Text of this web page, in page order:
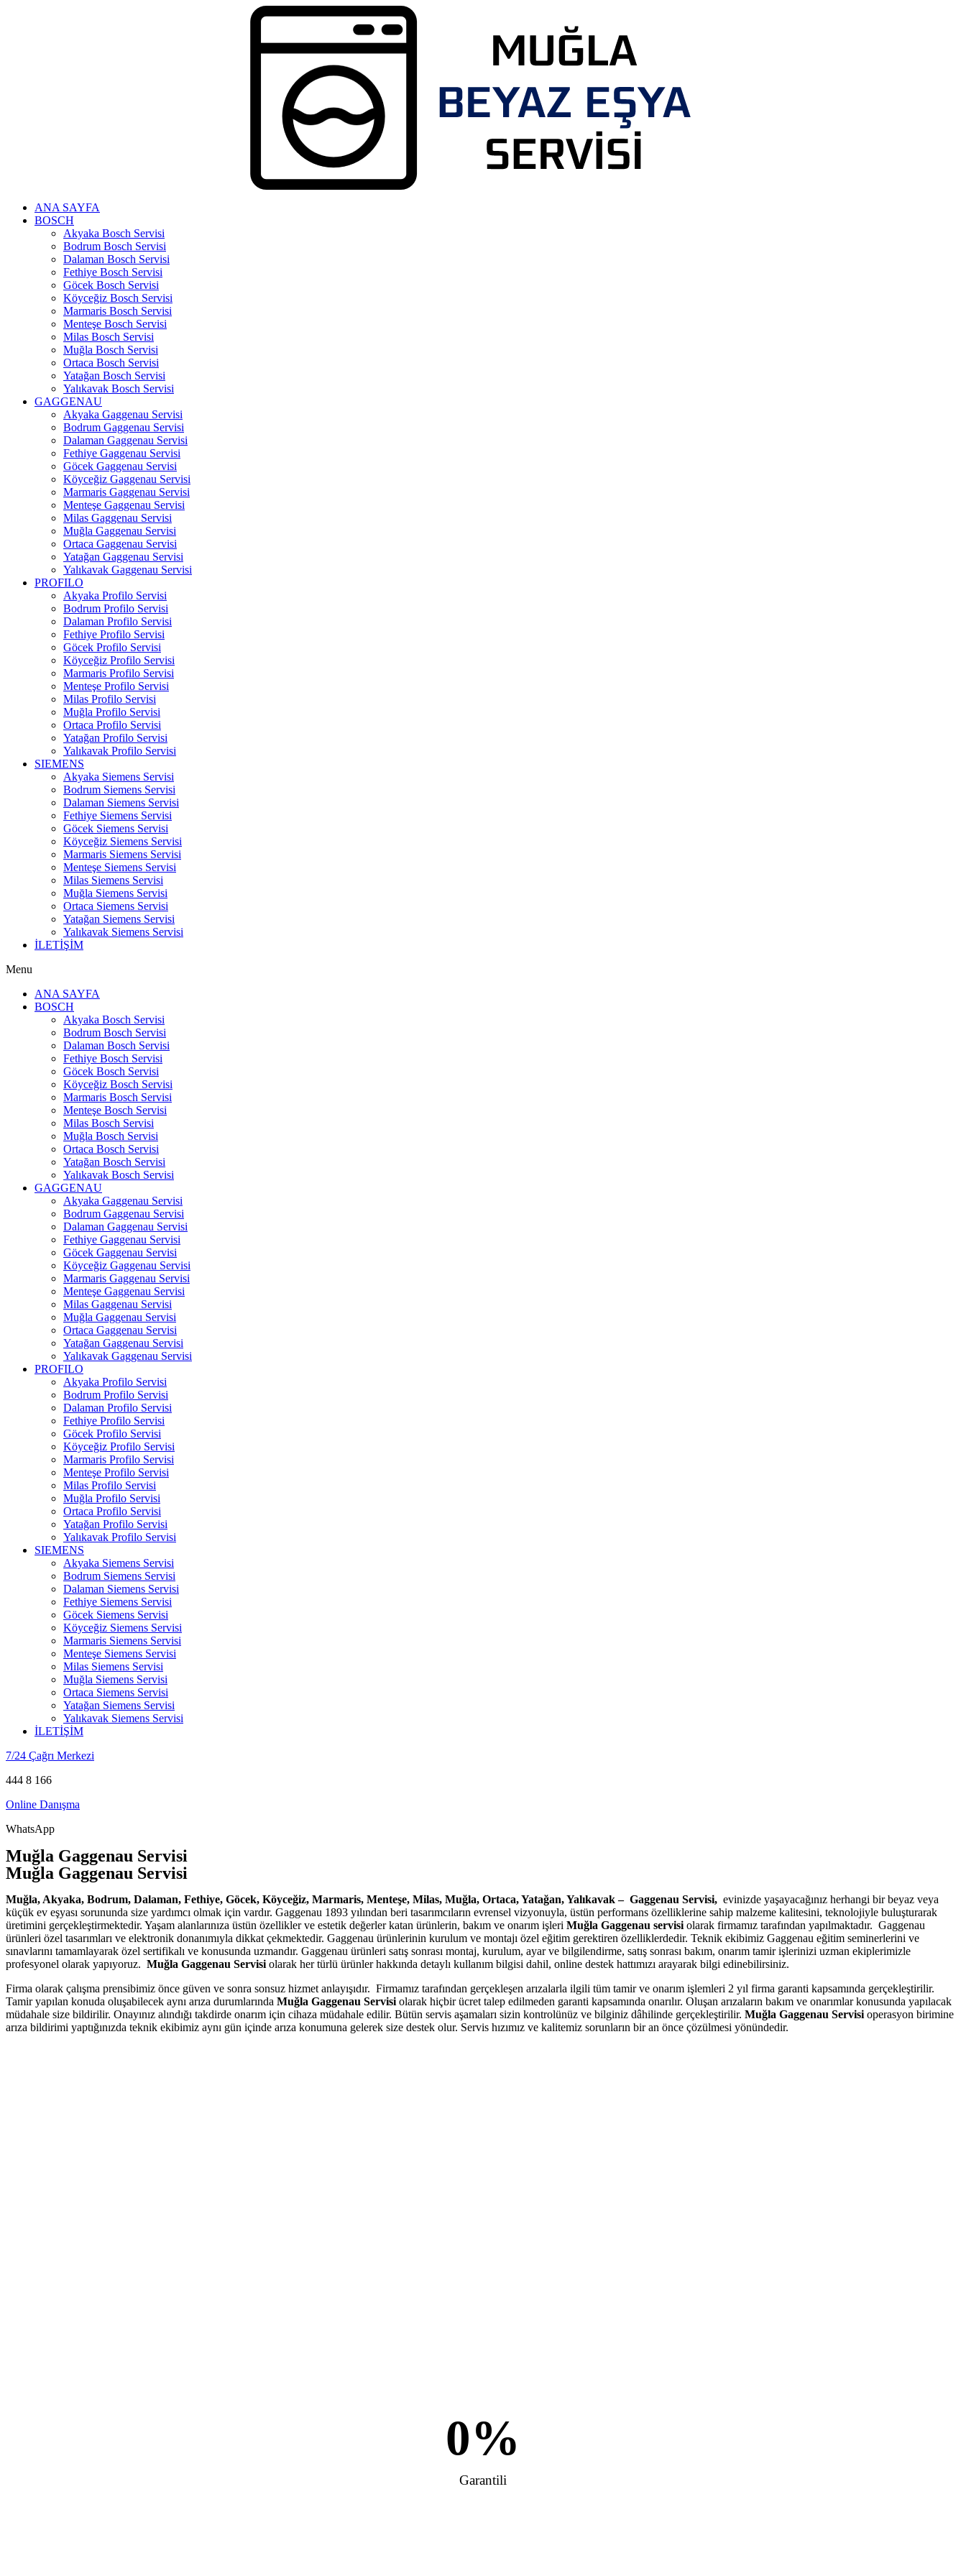
ANA SAYFA
BOSCH
Akyaka Bosch Servisi
Bodrum Bosch Servisi
Dalaman Bosch Servisi
Fethiye Bosch Servisi
Göcek Bosch Servisi
Köyceğiz Bosch Servisi
Marmaris Bosch Servisi
Menteşe Bosch Servisi
Milas Bosch Servisi
Muğla Bosch Servisi
Ortaca Bosch Servisi
Yatağan Bosch Servisi
Yalıkavak Bosch Servisi
GAGGENAU
Akyaka Gaggenau Servisi
Bodrum Gaggenau Servisi
Dalaman Gaggenau Servisi
Fethiye Gaggenau Servisi
Göcek Gaggenau Servisi
Köyceğiz Gaggenau Servisi
Marmaris Gaggenau Servisi
Menteşe Gaggenau Servisi
Milas Gaggenau Servisi
Muğla Gaggenau Servisi
Ortaca Gaggenau Servisi
Yatağan Gaggenau Servisi
Yalıkavak Gaggenau Servisi
PROFILO
Akyaka Profilo Servisi
Bodrum Profilo Servisi
Dalaman Profilo Servisi
Fethiye Profilo Servisi
Göcek Profilo Servisi
Köyceğiz Profilo Servisi
Marmaris Profilo Servisi
Menteşe Profilo Servisi
Milas Profilo Servisi
Muğla Profilo Servisi
Ortaca Profilo Servisi
Yatağan Profilo Servisi
Yalıkavak Profilo Servisi
SIEMENS
Akyaka Siemens Servisi
Bodrum Siemens Servisi
Dalaman Siemens Servisi
Fethiye Siemens Servisi
Göcek Siemens Servisi
Köyceğiz Siemens Servisi
Marmaris Siemens Servisi
Menteşe Siemens Servisi
Milas Siemens Servisi
Muğla Siemens Servisi
Ortaca Siemens Servisi
Yatağan Siemens Servisi
Yalıkavak Siemens Servisi
İLETİŞİM
Menu
ANA SAYFA
BOSCH
Akyaka Bosch Servisi
Bodrum Bosch Servisi
Dalaman Bosch Servisi
Fethiye Bosch Servisi
Göcek Bosch Servisi
Köyceğiz Bosch Servisi
Marmaris Bosch Servisi
Menteşe Bosch Servisi
Milas Bosch Servisi
Muğla Bosch Servisi
Ortaca Bosch Servisi
Yatağan Bosch Servisi
Yalıkavak Bosch Servisi
GAGGENAU
Akyaka Gaggenau Servisi
Bodrum Gaggenau Servisi
Dalaman Gaggenau Servisi
Fethiye Gaggenau Servisi
Göcek Gaggenau Servisi
Köyceğiz Gaggenau Servisi
Marmaris Gaggenau Servisi
Menteşe Gaggenau Servisi
Milas Gaggenau Servisi
Muğla Gaggenau Servisi
Ortaca Gaggenau Servisi
Yatağan Gaggenau Servisi
Yalıkavak Gaggenau Servisi
PROFILO
Akyaka Profilo Servisi
Bodrum Profilo Servisi
Dalaman Profilo Servisi
Fethiye Profilo Servisi
Göcek Profilo Servisi
Köyceğiz Profilo Servisi
Marmaris Profilo Servisi
Menteşe Profilo Servisi
Milas Profilo Servisi
Muğla Profilo Servisi
Ortaca Profilo Servisi
Yatağan Profilo Servisi
Yalıkavak Profilo Servisi
SIEMENS
Akyaka Siemens Servisi
Bodrum Siemens Servisi
Dalaman Siemens Servisi
Fethiye Siemens Servisi
Göcek Siemens Servisi
Köyceğiz Siemens Servisi
Marmaris Siemens Servisi
Menteşe Siemens Servisi
Milas Siemens Servisi
Muğla Siemens Servisi
Ortaca Siemens Servisi
Yatağan Siemens Servisi
Yalıkavak Siemens Servisi
İLETİŞİM
7/24 Çağrı Merkezi
444 8 166
Online Danışma
WhatsApp
Muğla Gaggenau Servisi
Muğla Gaggenau Servisi
Muğla, Akyaka, Bodrum, Dalaman, Fethiye, Göcek, Köyceğiz, Marmaris, Menteşe, Milas, Muğla, Ortaca, Yatağan, Yalıkavak – Gaggenau Servisi, evinizde yaşayacağınız herhangi bir beyaz veya
küçük ev eşyası sorununda size yardımcı olmak için vardır. Gaggenau 1893 yılından beri tasarımcıların evrensel vizyonuyla, üstün performans özelliklerine sahip malzeme kalitesini, teknolojiyle buluşturarak
üretimini gerçekleştirmektedir. Yaşam alanlarınıza üstün özellikler ve estetik değerler katan ürünlerin, bakım ve onarım işleri Muğla Gaggenau servisi olarak firmamız tarafından yapılmaktadır. Gaggenau
ürünleri özel tasarımları ve elektronik donanımıyla dikkat çekmektedir. Gaggenau ürünlerinin kurulum ve montajı özel eğitim gerektiren özelliklerdedir. Teknik ekibimiz Gaggenau eğitim seminerlerini ve
sınavlarını tamamlayarak özel sertifikalı ve konusunda uzmandır. Gaggenau ürünleri satış sonrası montaj, kurulum, ayar ve bilgilendirme, satış sonrası bakım, onarım tamir işlerinizi uzman ekiplerimizle
profesyonel olarak yapıyoruz. Muğla Gaggenau Servisi olarak her türlü ürünler hakkında detaylı kullanım bilgisi dahil, online destek hattımızı arayarak bilgi edinebilirsiniz.
Firma olarak çalışma prensibimiz önce güven ve sonra sonsuz hizmet anlayışıdır. Firmamız tarafından gerçekleşen arızalarla ilgili tüm tamir ve onarım işlemleri 2 yıl firma garanti kapsamında gerçekleştirilir.
Tamir yapılan konuda oluşabilecek aynı arıza durumlarında Muğla Gaggenau Servisi olarak hiçbir ücret talep edilmeden garanti kapsamında onarılır. Oluşan arızaların bakım ve onarımlar konusunda yapılacak
müdahale size bildirilir. Onayınız alındığı takdirde onarım için cihaza müdahale edilir. Bütün servis aşamaları sizin kontrolünüz ve bilginiz dâhilinde gerçekleştirilir. Muğla Gaggenau Servisi operasyon birimine
arıza bildirimi yaptığınızda teknik ekibimiz aynı gün içinde arıza konumuna gelerek size destek olur. Servis hızımız ve kalitemiz sorunların bir an önce çözülmesi yönündedir.
0%
Garantili